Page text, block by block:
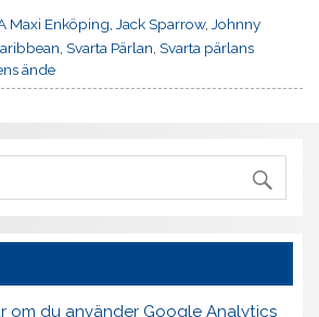
Maxi Enköping Jack Sparrow, Johnny
,Svarta Pärlan ,Svarta pärlans
ände
om du använder Google Analytics